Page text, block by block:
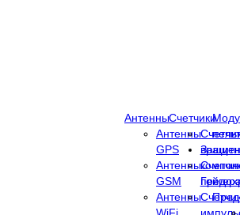
Антенны
Антенны
GPS
Антенны
GSM
Антенны
Счетчики